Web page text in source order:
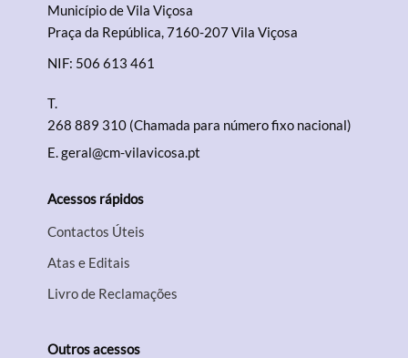
Município de Vila Viçosa
Praça da República, 7160-207 Vila Viçosa
NIF: 506 613 461
T.
268 889 310 (Chamada para número fixo nacional)
E.geral@cm-vilavicosa.pt
Acessos rápidos
Contactos Úteis
Atas e Editais
Livro de Reclamações
Outros acessos